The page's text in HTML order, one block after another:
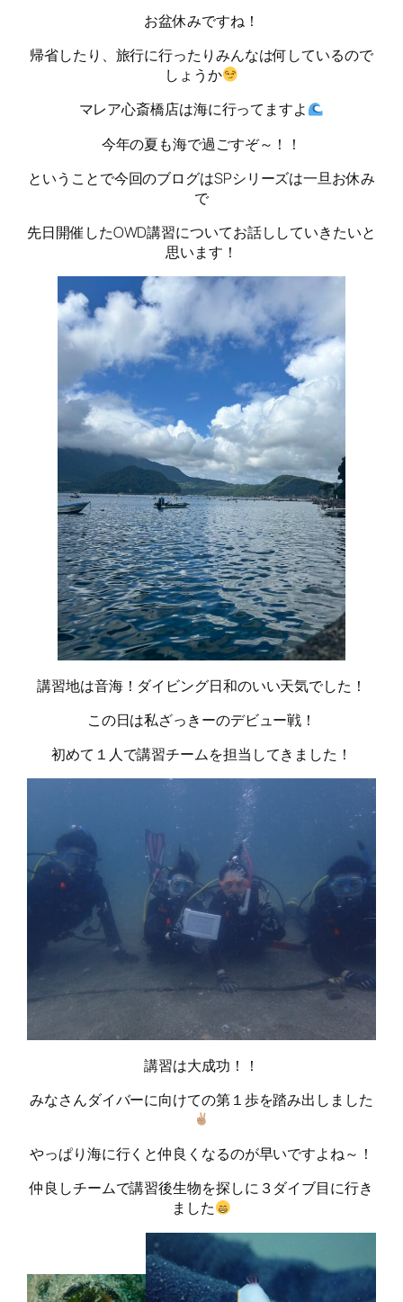
お盆休みですね！
帰省したり、旅行に行ったりみんなは何しているので
しょうか
マレア心斎橋店は海に行ってますよ
今年の夏も海で過ごすぞ～！！
ということで今回のブログはSPシリーズは一旦お休み
で
先日開催したOWD講習についてお話ししていきたいと
思います！
講習地は音海！ダイビング日和のいい天気でした！
この日は私ざっきーのデビュー戦！
初めて１人で講習チームを担当してきました！
講習は大成功！！
みなさんダイバーに向けての第１歩を踏み出しました
やっぱり海に行くと仲良くなるのが早いですよね～！
仲良しチームで講習後生物を探しに３ダイブ目に行き
ました